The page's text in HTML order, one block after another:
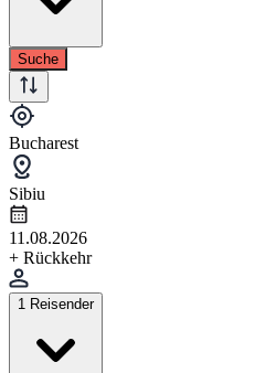
Suche
Bucharest
Sibiu
11.08.2026
+ Rückkehr
1 Reisender